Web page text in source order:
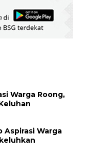
Warga Roong,
Aspirasi Warga